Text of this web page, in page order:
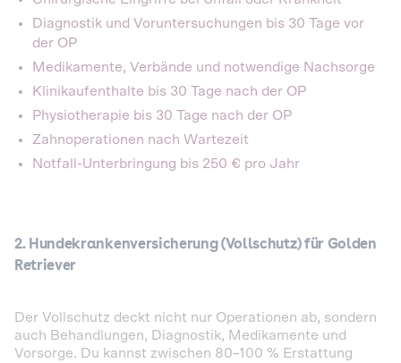
Diagnostik und Voruntersuchungen bis 30 Tage vor
der OP
Medikamente, Verbände und notwendige Nachsorge
Klinikaufenthalte bis 30 Tage nach der OP
Physiotherapie bis 30 Tage nach der OP
Zahnoperationen nach Wartezeit
Notfall-Unterbringung bis 250 € pro Jahr
2. Hundekrankenversicherung (Vollschutz) für Golden
Retriever
Der Vollschutz deckt nicht nur Operationen ab, sondern
auch Behandlungen, Diagnostik, Medikamente und
Vorsorge. Du kannst zwischen 80–100 % Erstattung